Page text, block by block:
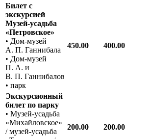
Билет с
экскурсией
Музей-усадьба
«Петровское»
• Дом-музей
А. П. Ганнибала
• Дом-музей
П. А. и
В. П. Ганнибалов
• парк
450.00 400.00
Экскурсионный
билет по парку
• Музей-усадьба
«Михайловское»
/ музей-усадьба
200.00 200.00